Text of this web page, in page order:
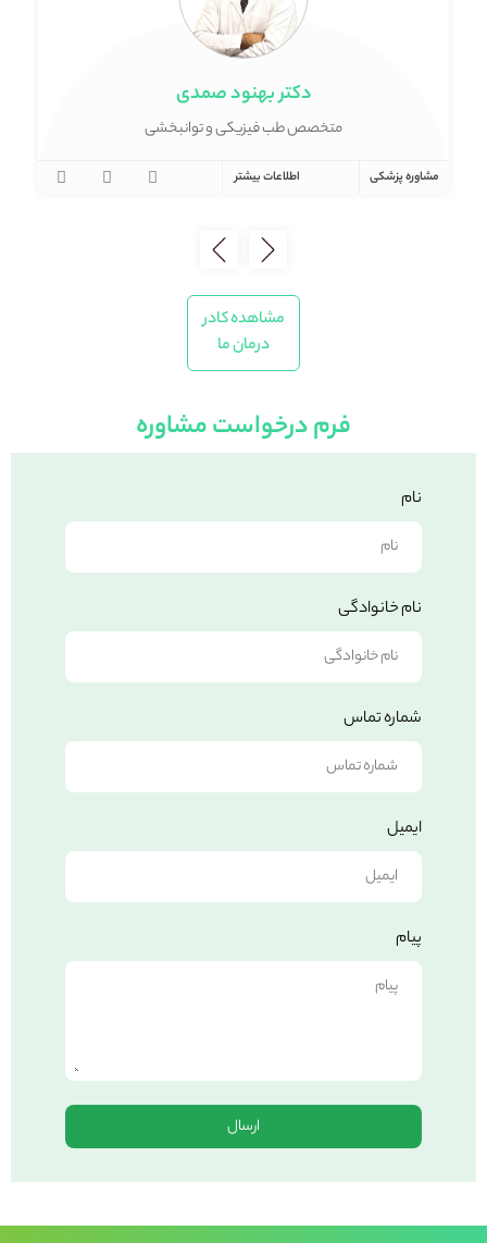
دکتر بهنود صمدی
متخصص طب فیزیکی و توانبخشی
مشاوره پزشکی اطلاعات بیشتر
مشاهده کادر
درمان ما
فرم درخواست مشاوره
نام
نام خانوادگی
شماره تماس
ایمیل
پیام
ارسال